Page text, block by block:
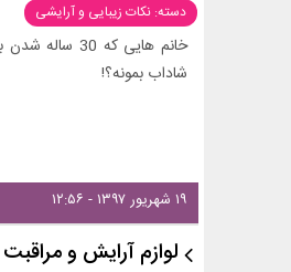
دسته: نکات زیبایی و آرایشی
خانم هایی
شاداب بمونه؟!
۱۹ شهریور ۱۳۹۷ - ۱۲:۵۶
لوازم آرایش و